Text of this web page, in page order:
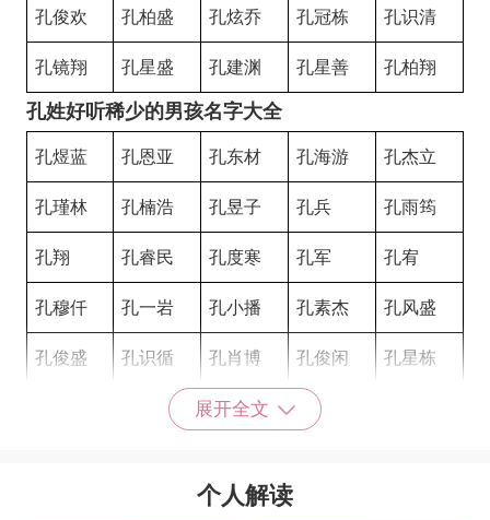
孔俊欢 孔柏盛 孔炫乔 孔冠栋 孔识清
孔镜翔 孔星盛 孔建渊 孔星善 孔柏翔
孔姓好听稀少的男孩名字大全
孔煜蓝 孔恩亚 孔东材 孔海游 孔杰立
孔瑾林 孔楠浩 孔昱子 孔兵 孔雨筠
孔翔 孔睿民 孔度寒 孔军 孔宥
孔穆仟 孔一岩 孔小播 孔素杰 孔风盛
孔俊盛 孔识循 孔肖博 孔俊闲 孔星栋
孔风栋 孔镜钦 孔炫景
孔星雄
展开全文
个人解读